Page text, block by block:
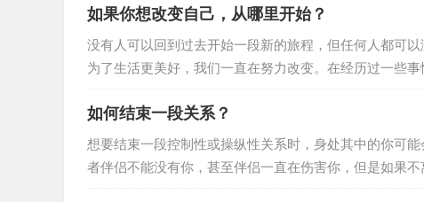
人看到自己的窘迫。他们宁愿自己咬咬牙挺过去，靠着
冒然去帮助对方的话，不但没有任何效果，反而会触及
如果你想改变自己，从哪里开始？
没有人可以回到过去开始一段新的旅程，但任何人都可
为了生活更美好，我们一直在努力改变。在经历过一些
界。于是，我们计划着，想着一天一点的改变自己。可
吃苦。改变很难，所以如果想改变，那肯定是一件很痛
了更好地赢得出路，必须做出改变。很多时候，我们都
如何结束一段关系？
想要结束一段控制性或操纵性关系时，身处其中的你可
者伴侣不能没有你，甚至伴侣一直在伤害你，但是如果
一段关系， 就要提前做好准备，执行计划并坚持到底。